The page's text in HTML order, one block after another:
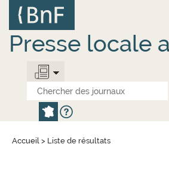
contenu
principal
Presse locale
Accueil > Liste de résultats
Panneau de gestion des cookies